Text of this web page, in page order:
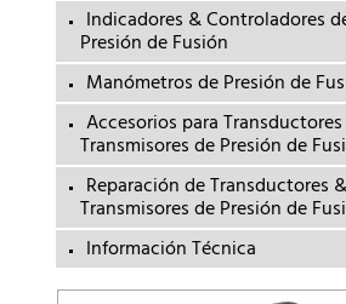
Indicadores & Controladores
Presión de Fusión
Manómetros de Presión de
Accesorios para
Transmisores de Presión de
Reparación de Transductores &
Transmisores de Presión de
Información Técnica